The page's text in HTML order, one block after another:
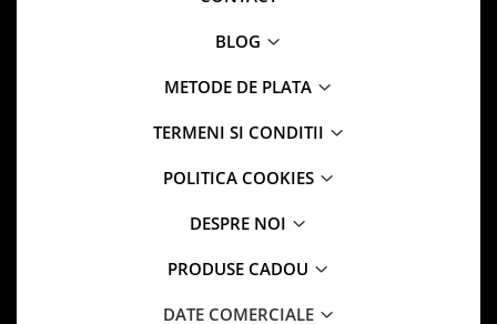
BLOG
METODE DE PLATA
TERMENI SI CONDITII
POLITICA COOKIES
DESPRE NOI
PRODUSE CADOU
DATE COMERCIALE